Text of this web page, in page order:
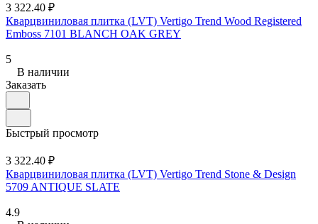
3 322.40 ₽
Кварцвиниловая плитка (LVT) Vertigo Trend Wood Registered
Emboss 7101 BLANCH OAK GREY
5
В наличии
Заказать
Быстрый просмотр
3 322.40 ₽
Кварцвиниловая плитка (LVT) Vertigo Trend Stone & Design
5709 ANTIQUE SLATE
4.9